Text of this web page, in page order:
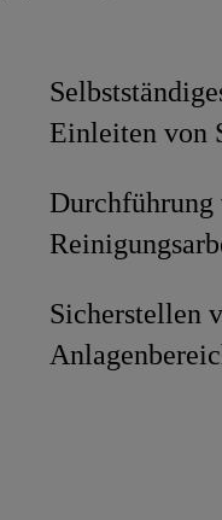
Einleiten von
Durchführung
Sicherstellen